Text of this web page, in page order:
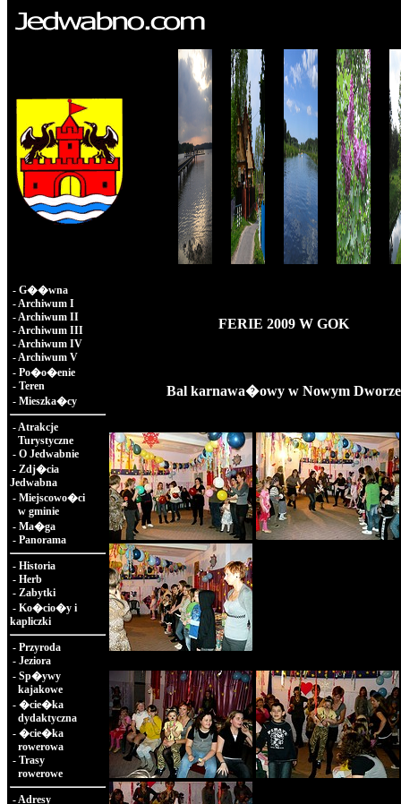
- G��wna
-Archiwum I
-Archiwum II
-Archiwum III
-Archiwum IV
-Archiwum V
- Po�o�enie
- Teren
- Mieszka�cy
-Atrakcje
Turystyczne
- O Jedwabnie
- Zdj�cia
Jedwabna
- Miejscowo�ci
w gminie
- Ma�ga
- Panorama
- Historia
- Herb
- Zabytki
- Ko�cio�y i
kapliczki
- Przyroda
- Jeziora
- Sp�ywy
kajakowe
- �cie�ka
dydaktyczna
- �cie�ka
rowerowa
- Trasy
rowerowe
-Adresy
FERIE 2009 W GOK
Bal karnawa�owy w Nowym Dworze